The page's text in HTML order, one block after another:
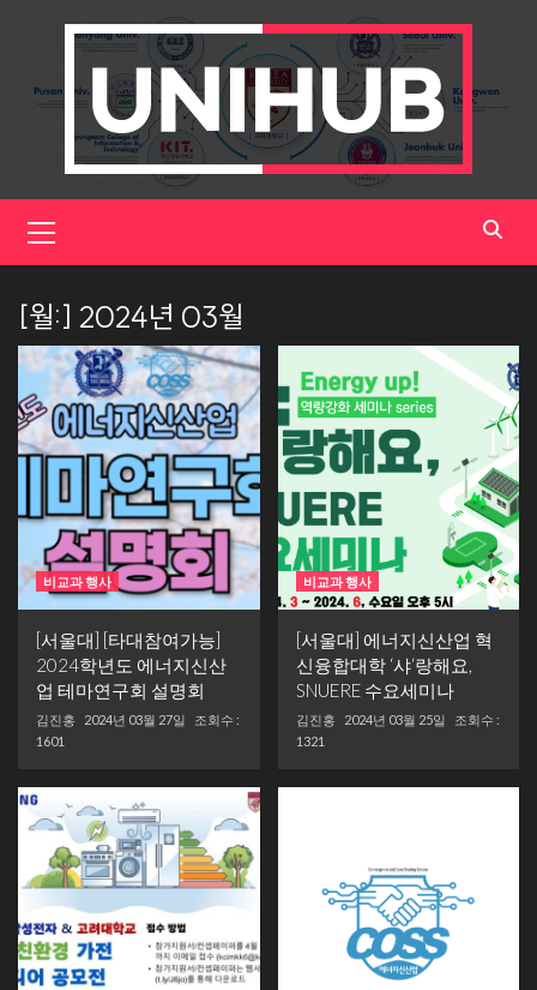
Menu
[월:] 2024년 03월
비교과 행사
[서울대] [타대참여가능]
2024학년도 에너지신산
업 테마연구회 설명회
김진홍 2024년 03월 27일
조회수 :
1601
비교과 행사
[서울대] 에너지신산업 혁
신융합대학 ‘샤‘랑해요,
SNUERE 수요세미나
김진홍 2024년 03월 25일
조회수 :
1321